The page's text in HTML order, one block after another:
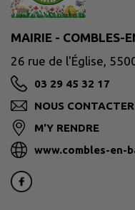
MAIRIE - COMBLES-
26 rue de l'Église,
03 29 45 32 17
NOUS CONTACTER
M'Y RENDRE
www.combles-en-